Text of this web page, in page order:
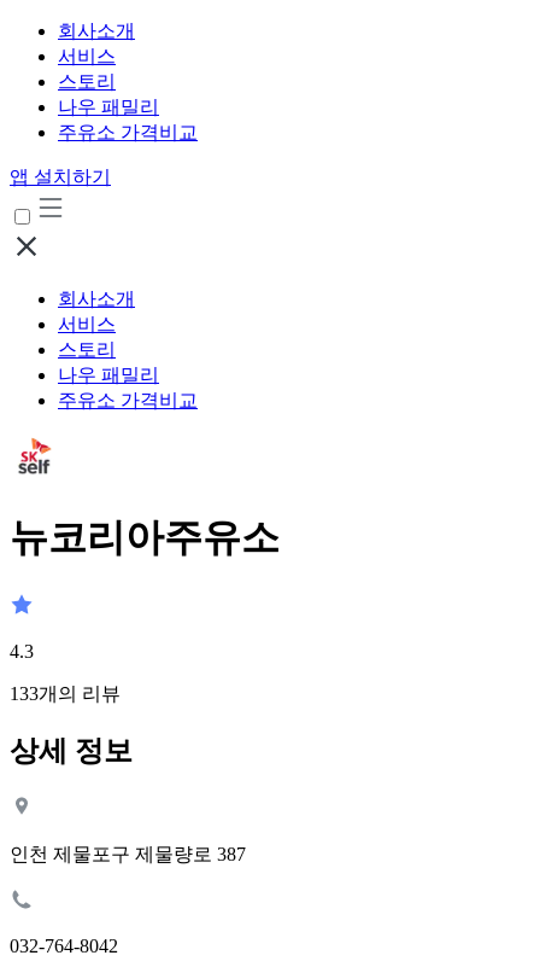
회사소개
서비스
스토리
나우 패밀리
주유소 가격비교
앱 설치하기
회사소개
서비스
스토리
나우 패밀리
주유소 가격비교
뉴코리아주유소
4.3
133개의 리뷰
상세 정보
인천 제물포구 제물량로 387
032-764-8042